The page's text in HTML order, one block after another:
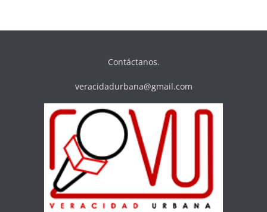
Contáctanos.
veracidadurbana@gmail.com